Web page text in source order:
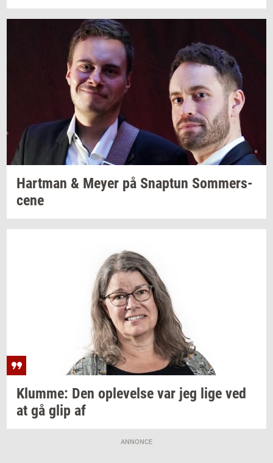
Hart­man & Meyer på Snap­tun Som­mer­s­
ce­ne
Klum­me: Den op­le­vel­se var jeg lige ved
at gå glip af
ANNONCE